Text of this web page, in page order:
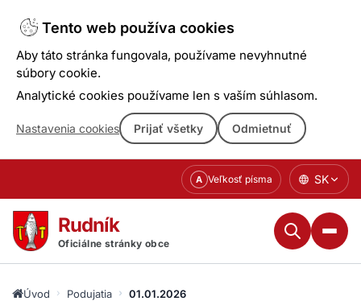
Tento web používa cookies
Aby táto stránka fungovala, používame nevyhnutné
súbory cookie.
Analytické cookies používame len s vaším súhlasom.
Nastavenia cookies Prijať všetky Odmietnuť
obsahu
A Veľkosť písma SK
Rudník
Oficiálne stránky obce
Úvod Podujatia 01.01.2026